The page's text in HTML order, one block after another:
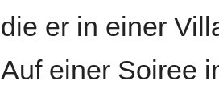
die er in einer
Auf einer Soiree